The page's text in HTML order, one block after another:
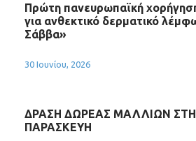
Πρώτη πανευρωπαϊκή
για ανθεκτικό δερματικό
Σάββα»
30 Ιουνίου, 2026
ΔΡΑΣΗ ΔΩΡΕΑΣ ΜΑΛΛΙΩΝ
ΠΑΡΑΣΚΕΥΗ